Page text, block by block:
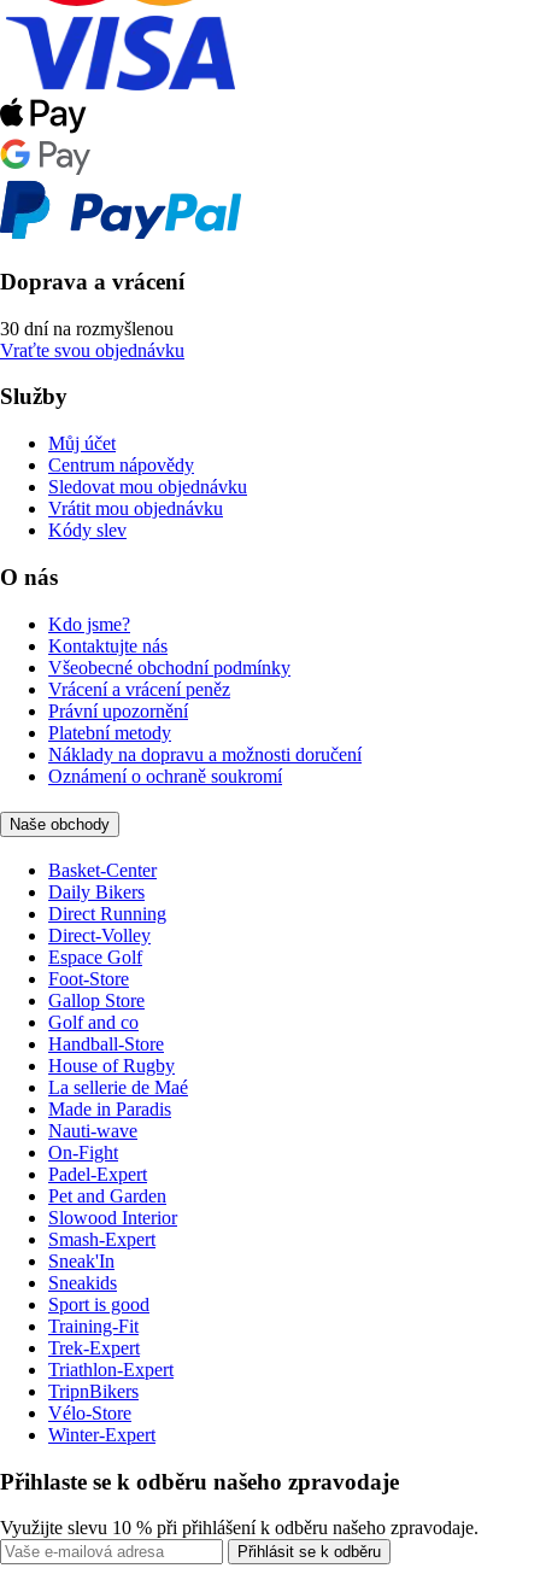
Doprava a vrácení
30 dní na rozmyšlenou
Vraťte svou objednávku
Služby
Můj účet
Centrum nápovědy
Sledovat mou objednávku
Vrátit mou objednávku
Kódy slev
O nás
Kdo jsme?
Kontaktujte nás
Všeobecné obchodní podmínky
Vrácení a vrácení peněz
Právní upozornění
Platební metody
Náklady na dopravu a možnosti doručení
Oznámení o ochraně soukromí
Naše obchody
Basket-Center
Daily Bikers
Direct Running
Direct-Volley
Espace Golf
Foot-Store
Gallop Store
Golf and co
Handball-Store
House of Rugby
La sellerie de Maé
Made in Paradis
Nauti-wave
On-Fight
Padel-Expert
Pet and Garden
Slowood Interior
Smash-Expert
Sneak'In
Sneakids
Sport is good
Training-Fit
Trek-Expert
Triathlon-Expert
TripnBikers
Vélo-Store
Winter-Expert
Přihlaste se k odběru našeho zpravodaje
Využijte slevu 10 % při přihlášení k odběru našeho zpravodaje.
Přihlásit se k odběru